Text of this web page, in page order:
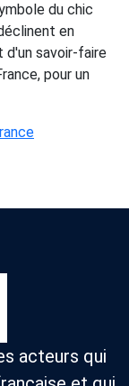
du chic
en
d'un savoir-faire
pour un
acteurs qui